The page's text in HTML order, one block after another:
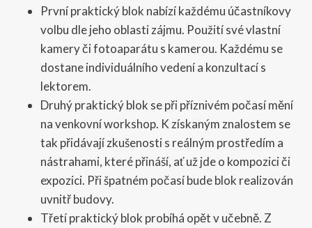
První praktický blok nabízí každému účastníkovy
volbu dle jeho oblasti zájmu. Použití své vlastní
kamery či fotoaparátu s kamerou. Každému se
dostane individuálního vedení a konzultací s
lektorem.
Druhý praktický blok se při příznivém počasí mění
na venkovní workshop. K získaným znalostem se
tak přidávají zkušenosti s reálným prostředím a
nástrahami, které přináší, ať už jde o kompozici či
expozici. Při špatném počasí bude blok realizován
uvnitř budovy.
Třetí praktický blok probíhá opět v učebně. Z